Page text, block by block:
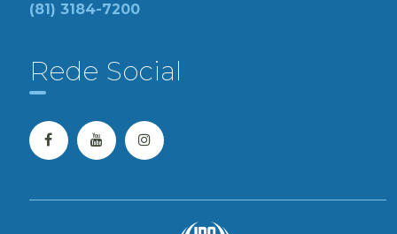
(81) 3184-7200
Rede Social